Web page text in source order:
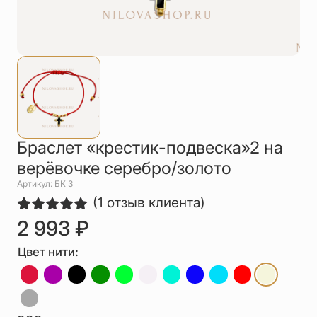
Чётки
Другое
Браслет «крестик-подвеска»2 на
верёвочке серебро/золото
Артикул: БК 3
Рейтинг
5.00из 5
на основе
опроса
1
пользователя
(1 отзыв клиента)
2 993 ₽
Цвет нити: